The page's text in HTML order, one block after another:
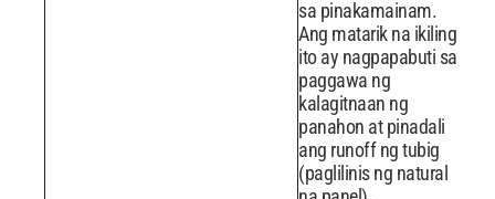
sa pinakamainam.
Ang matarik na ikiling
ito ay nagpapabuti sa
paggawa ng
kalagitnaan ng
panahon at pinadali
ang runoff ng tubig
(paglilinis ng natural